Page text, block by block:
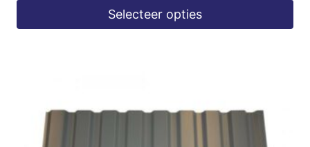
Selecteer opties